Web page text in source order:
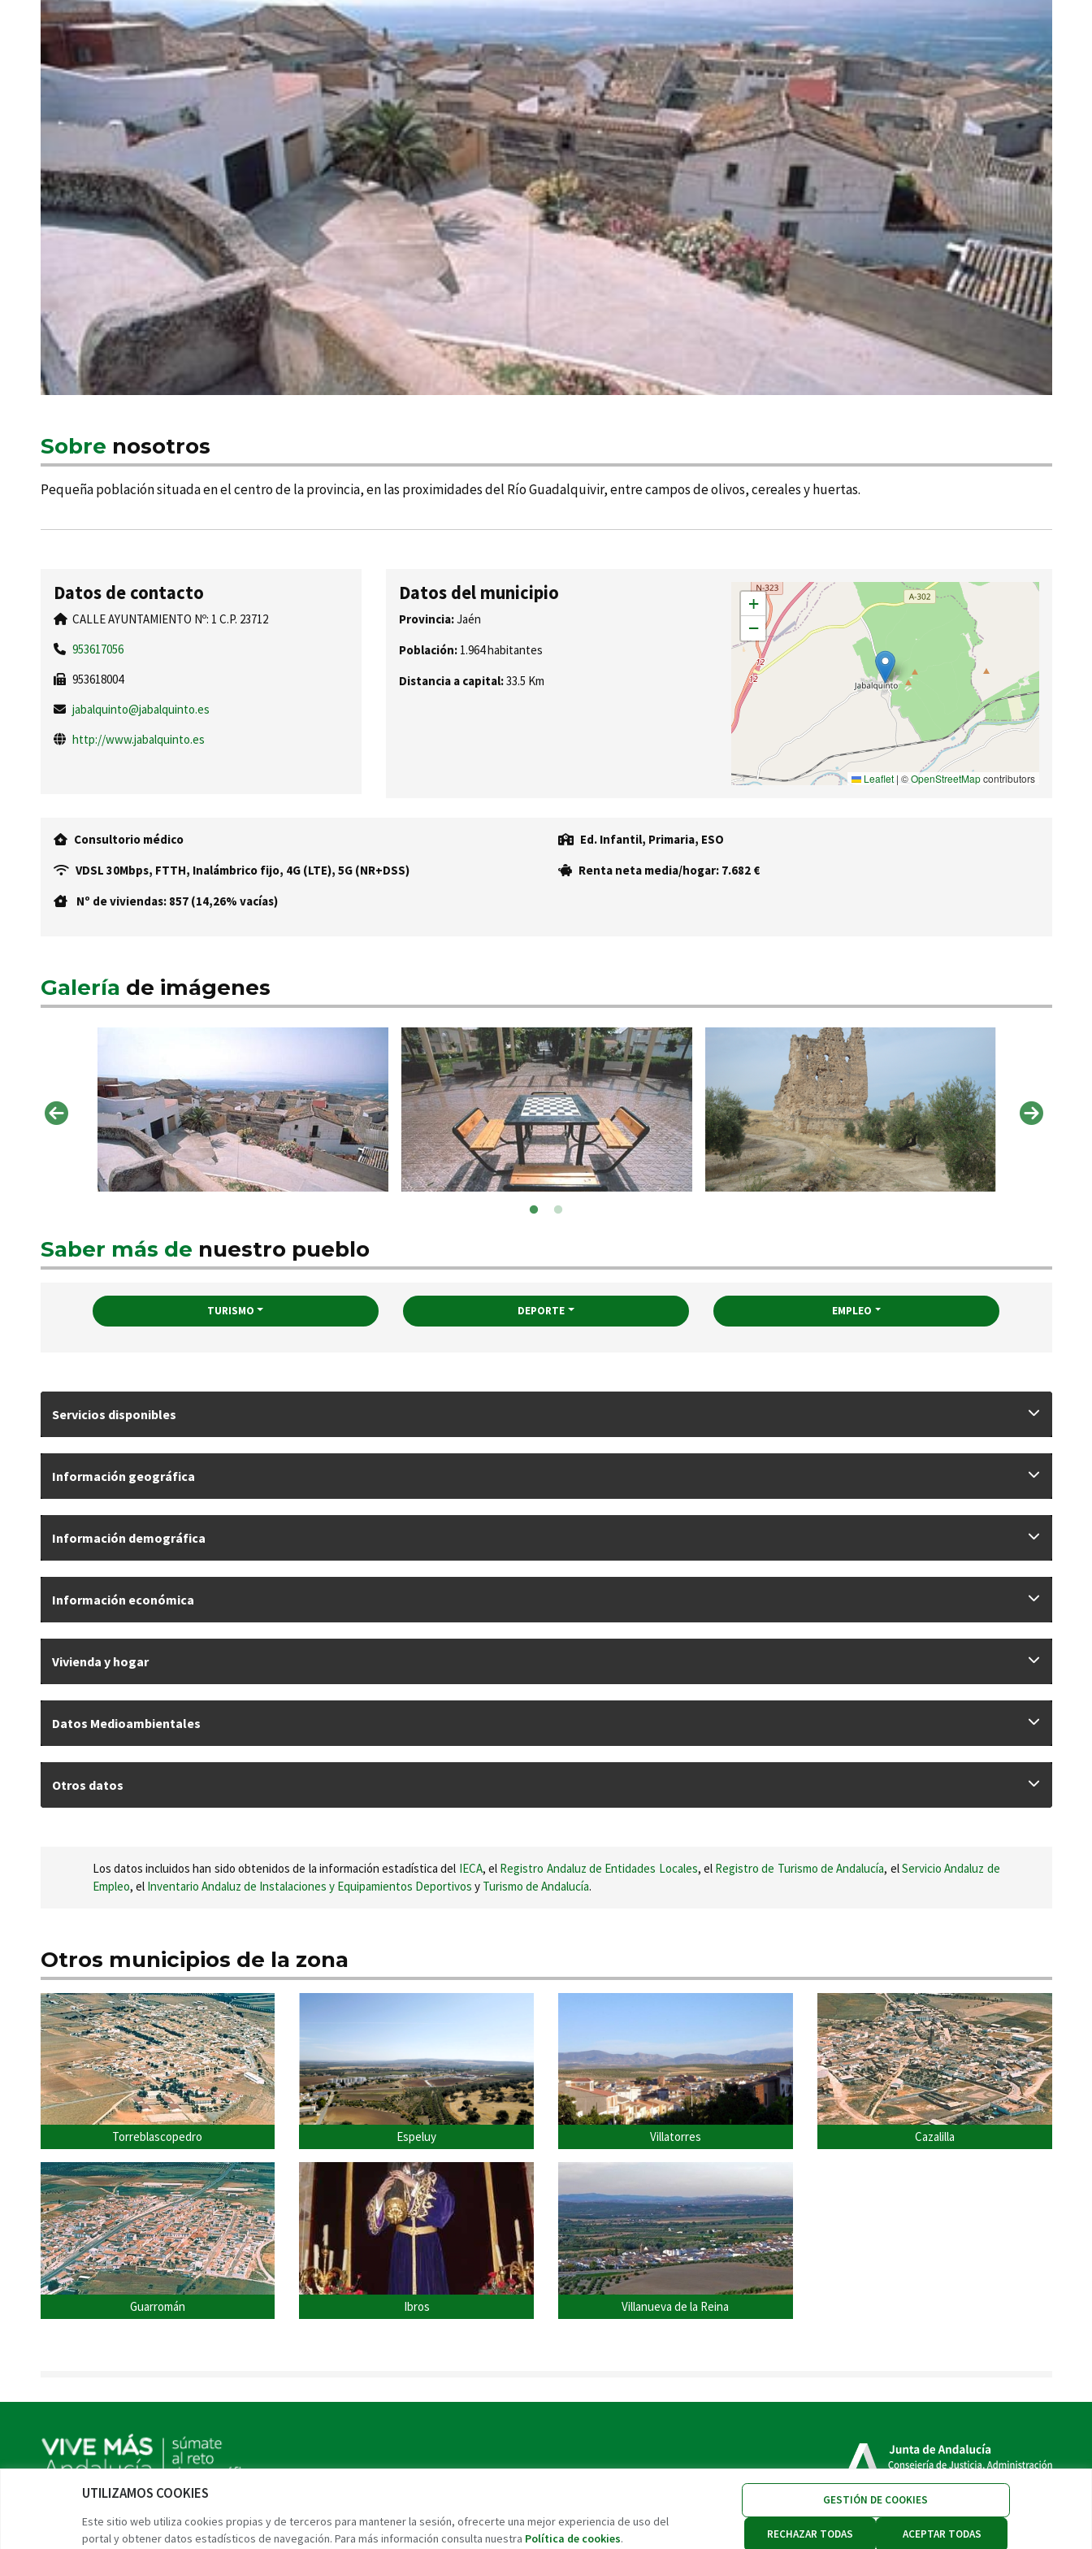
UTILIZAMOS COOKIES
Este sitio web utiliza cookies propias y de terceros para mantener la sesión, ofrecerte una mejor experiencia de uso del
portal y obtener datos estadísticos de navegación. Para más información consulta nuestra Política de cookies.
GESTIÓN DE COOKIES
RECHAZAR TODAS ACEPTAR TODAS
Sobre nosotros
Pequeña población situada en el centro de la provincia, en las proximidades del Rí­o Guadalquivir, entre campos de olivos, cereales y huertas.
Datos de contacto
CALLE AYUNTAMIENTO Nº: 1 C.P. 23712
953617056
953618004
jabalquinto@jabalquinto.es
http://www.jabalquinto.es
Datos del municipio
Provincia:Jaén
Población:1.964 habitantes
Distancia a capital:33.5 Km
+
−
Leaflet | ©OpenStreetMapcontributors
Consultorio médico
Ed. Infantil, Primaria, ESO
VDSL 30Mbps, FTTH, Inalámbrico fijo, 4G (LTE), 5G (NR+DSS)
Renta neta media/hogar: 7.682 €
Nº de viviendas: 857 (14,26% vacías)
Galería de imágenes
Saber más de nuestro pueblo
TURISMO DEPORTE EMPLEO
Servicios disponibles
Información geográfica
Información demográfica
Información económica
Vivienda y hogar
Datos Medioambientales
Otros datos
Los datos incluidos han sido obtenidos de la información estadística del IECA, el Registro Andaluz de Entidades Locales, el Registro de Turismo de Andalucía, elServicio Andaluz de
Empleo, el Inventario Andaluz de Instalaciones y Equipamientos Deportivos y Turismo de Andalucía.
Otros municipios de la zona
Torreblascopedro Espeluy Villatorres Cazalilla
Guarromán Ibros Villanueva de la Reina